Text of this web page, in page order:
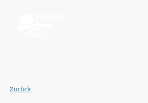
Zurück